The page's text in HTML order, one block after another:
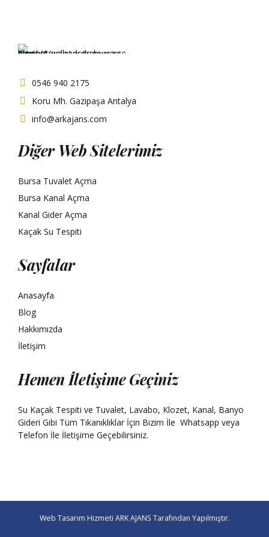
0546 940 2175
Koru Mh. Gazipaşa Antalya
info@arkajans.com
Diğer Web Sitelerimiz
Bursa Tuvalet Açma
Bursa Kanal Açma
Kanal Gider Açma
Kaçak Su Tespiti
Sayfalar
Anasayfa
Blog
Hakkımızda
İletişim
Hemen İletişime Geçiniz
Su Kaçak Tespiti ve Tuvalet, Lavabo, Klozet, Kanal, Banyo
Gideri Gibi Tüm Tıkanıklıklar İçin Bizim İle Whatsapp veya
Telefon İle İletişime Geçebilirsiniz.
Web Tasarım Hizmeti ARK AJANS Tarafından Yapılmıştır.